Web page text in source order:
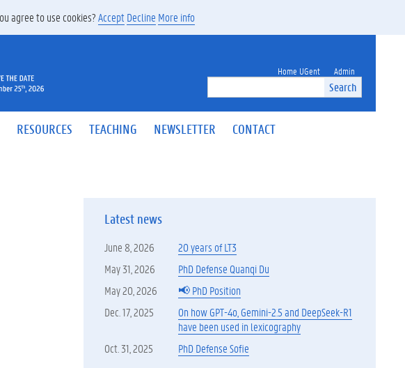
Search
Home UGent Admin
RESOURCES TEACHING NEWSLETTER CONTACT
Latest news
June 8, 2026
20 years of LT3
May 31, 2026
PhD Defense Quanqi Du
May 20, 2026
📢 PhD Position
Dec. 17, 2025
On how GPT-4o, Gemini-2.5 and DeepSeek-R1
have been used in lexicography
Oct. 31, 2025
PhD Defense Sofie
agree to use cookies?AcceptDecline More info